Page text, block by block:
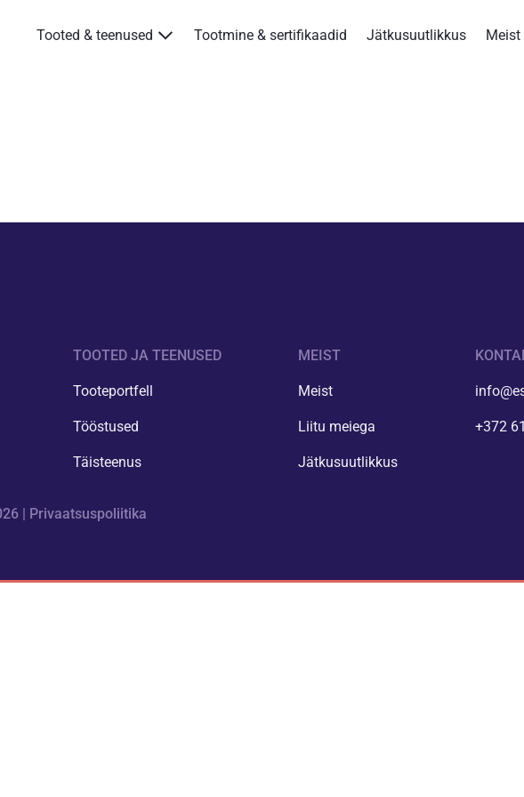
Tooted & teenused Tootmine & sertifikaadid Jätkusuutlikkus Meist
Meist
TOOTED JA TEENUSED
Tooteportfell
Tööstused
Täisteenus
MEIST
Meist
Liitu meiega
Jätkusuutlikkus
+372
| Privaatsuspoliitika